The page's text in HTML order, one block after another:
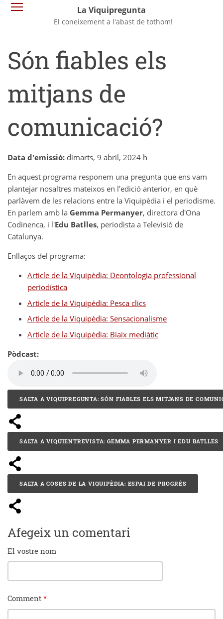
Vés
La Viquipregunta
El coneixement a l'abast de tothom!
Commuta la visibilitat del menú
Són fiables els
mitjans de
comunicació?
Data d'emissió: dimarts, 9 abril, 2024 h
En aquest programa responem una pregunta que ens vam
plantejar nosaltres mateixos en l'edició anterior, en què
parlàvem de les relacions entre la Viquipèdia i el periodisme.
En parlem amb la Gemma Permanyer, directora d'Ona
Codinenca, i l'Edu Batlles, periodista a Televisió de
Catalunya.
Enllaços del programa:
Article de la Viquipèdia: Deontologia professional
periodística
Article de la Viquipèdia: Pesca clics
Article de la Viquipèdia: Sensacionalisme
Article de la Viquipèdia: Biaix mediàtic
Pòdcast:
SALTA A VIQUIPREGUNTA: SÓN FIABLES ELS MITJANS DE
SALTA A VIQUIENTREVISTA: GEMMA PERMANYER I EDU BATLLES
SALTA A COSES DE LA VIQUIPÈDIA: ESPAI DE PROGRÉS
Afegeix un comentari
El vostre nom
Comment *